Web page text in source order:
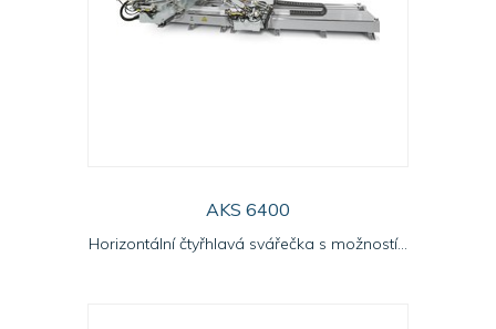
AKS 6400
Horizontální čtyřhlavá svářečka s možností...